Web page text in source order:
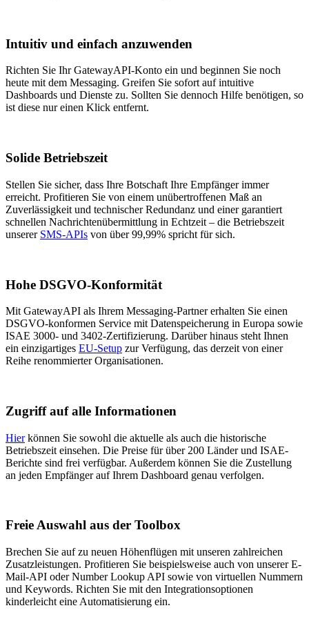
Intuitiv und einfach anzuwenden
Richten Sie Ihr GatewayAPI-Konto ein und beginnen Sie noch
heute mit dem Messaging. Greifen Sie sofort auf intuitive
Dashboards und Dienste zu. Sollten Sie dennoch Hilfe benötigen, so
ist diese nur einen Klick entfernt.
Solide Betriebszeit
Stellen Sie sicher, dass Ihre Botschaft Ihre Empfänger immer
erreicht. Profitieren Sie von einem unübertroffenen Maß an
Zuverlässigkeit und technischer Redundanz und einer garantiert
schnellen Nachrichtenübermittlung in Echtzeit – die Betriebszeit
unserer SMS-APIs von über 99,99% spricht für sich.
Hohe DSGVO-Konformität
Mit GatewayAPI als Ihrem Messaging-Partner erhalten Sie einen
DSGVO-konformen Service mit Datenspeicherung in Europa sowie
ISAE 3000- und 3402-Zertifizierung. Darüber hinaus steht Ihnen
ein einzigartiges EU-Setup zur Verfügung, das derzeit von einer
Reihe renommierter Organisationen.
Zugriff auf alle Informationen
Hierkönnen Sie sowohl die aktuelle als auch die historische
Betriebszeit einsehen. Die Preise für über 200 Länder und ISAE-
Berichte sind frei verfügbar. Außerdem können Sie die Zustellung
an jeden Empfänger auf Ihrem Dashboard genau verfolgen.
Freie Auswahl aus der Toolbox
Brechen Sie auf zu neuen Höhenflügen mit unseren zahlreichen
Zusatzleistungen. Profitieren Sie beispielsweise auch von unserer E-
Mail-API oder Number Lookup API sowie von virtuellen Nummern
und Keywords. Richten Sie mit den Integrationsoptionen
kinderleicht eine Automatisierung ein.